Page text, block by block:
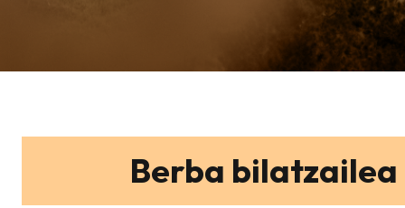
Berba bilatzailea